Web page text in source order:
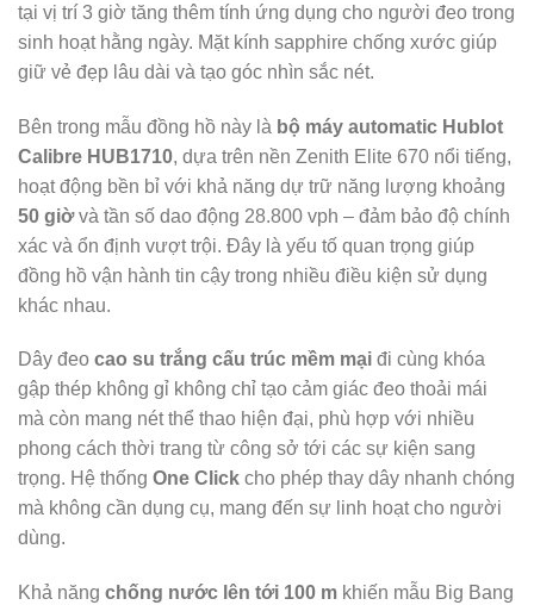
tại vị trí 3 giờ tăng thêm tính ứng dụng cho người đeo trong
sinh hoạt hằng ngày. Mặt kính sapphire chống xước giúp
giữ vẻ đẹp lâu dài và tạo góc nhìn sắc nét.
Bên trong mẫu đồng hồ này là bộ máy automatic Hublot
Calibre HUB1710, dựa trên nền Zenith Elite 670 nổi tiếng,
hoạt động bền bỉ với khả năng dự trữ năng lượng khoảng
50 giờvà tần số dao động 28.800 vph – đảm bảo độ chính
xác và ổn định vượt trội. Đây là yếu tố quan trọng giúp
đồng hồ vận hành tin cậy trong nhiều điều kiện sử dụng
khác nhau.
Dây đeo cao su trắng cấu trúc mềm mại đi cùng khóa
gập thép không gỉ không chỉ tạo cảm giác đeo thoải mái
mà còn mang nét thể thao hiện đại, phù hợp với nhiều
phong cách thời trang từ công sở tới các sự kiện sang
trọng. Hệ thống One Click cho phép thay dây nhanh chóng
mà không cần dụng cụ, mang đến sự linh hoạt cho người
dùng.
Khả năng chống nước lên tới 100 m khiến mẫu Big Bang